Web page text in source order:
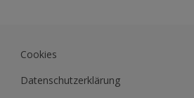
Farb-Tools
Sikkens Akademie
Datenblätter
Cookies
Datenschutzerklärung